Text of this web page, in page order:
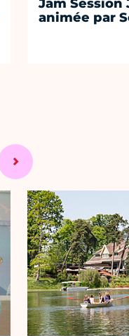
Jam Session
animée par